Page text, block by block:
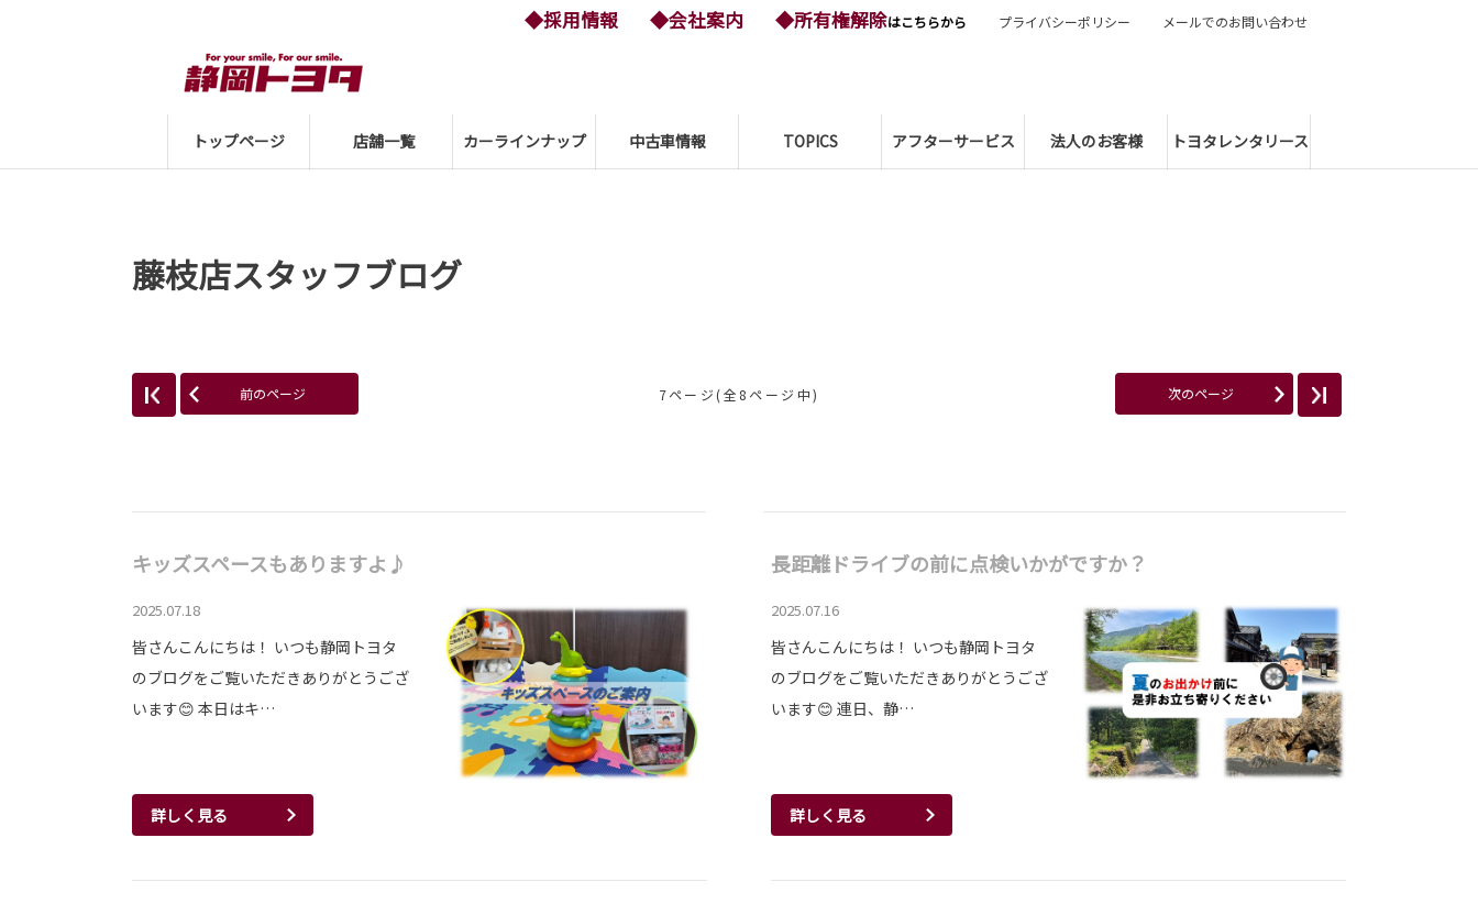
トップページ 店舗一覧 カーラインナップ 中古車情報 TOPICS アフターサービス 法人のお客様 トヨタレンタリース
◆採用情報 ◆会社案内 ◆所有権解除はこちらから プライバシーポリシー メールでのお問い合わせ
藤枝店スタッフブログ
前のページ 7ページ(全8ページ中) 次のページ
キッズスペースもありますよ♪
2025.07.18
皆さんこんにちは！ いつも静岡トヨタ
のブログをご覧いただきありがとうござ
います😊 本日はキ…
詳しく見る
長距離ドライブの前に点検いかがですか？
2025.07.16
皆さんこんにちは！ いつも静岡トヨタ
のブログをご覧いただきありがとうござ
います😊 連日、静…
詳しく見る